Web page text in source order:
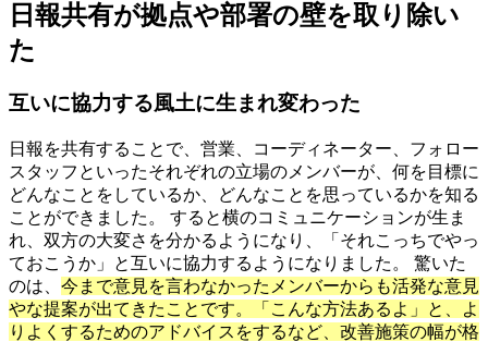
日報共有が拠点や部署の壁を取り除い
た
互いに協力する風土に生まれ変わった
日報を共有することで、営業、コーディネーター、フォロー
スタッフといったそれぞれの立場のメンバーが、 何を目標に
どんなことをしているか、どんなことを思っているかを知る
ことができました。
すると横のコミュニケーションが生ま
れ、双方の大変さを分かるようになり、
「それこっちでやっ
ておこうか」と互いに協力するようになりました。
驚いた
のは、 今まで意見を言わなかったメンバーからも活発な意見
やな提案が出てきたことです。
「こんな方法あるよ」と、
よ
りよくするためのアドバイスをするなど、改善施策の幅が格